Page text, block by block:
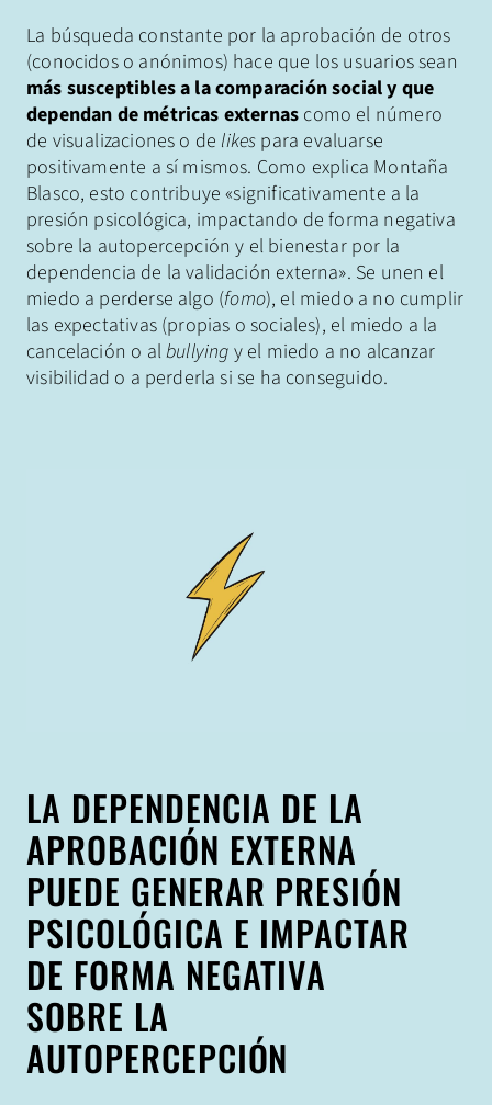
La búsqueda constante por la aprobación de otros
(conocidos o anónimos) hace que los usuarios sean
más susceptibles a la comparación social y que
dependan de métricas externas como el número
de visualizaciones o de likes para evaluarse
positivamente a sí mismos. Como explica Montaña
Blasco, esto contribuye «significativamente a la
presión psicológica, impactando de forma negativa
sobre la autopercepción y el bienestar por la
dependencia de la validación externa». Se unen el
miedo a perderse algo (fomo), el miedo a no cumplir
las expectativas (propias o sociales), el miedo a la
cancelación o albullying y el miedo a no alcanzar
visibilidad o a perderla si se ha conseguido.
LA DEPENDENCIA DE LA
APROBACIÓN EXTERNA
PUEDE GENERAR PRESIÓN
PSICOLÓGICA E IMPACTAR
DE FORMA NEGATIVA
SOBRE LA
AUTOPERCEPCIÓN